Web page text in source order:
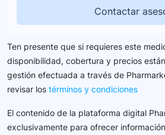
Contactar
Ten presente que si requieres este
disponibilidad, cobertura y precios
gestión efectuada a través de
revisar los términos y condiciones
El contenido de la plataforma digital
exclusivamente para ofrecer